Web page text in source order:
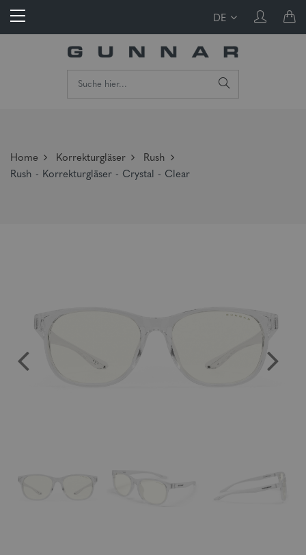
DE
Home Korrekturgläser
Rush
Rush - Korrekturgläser - Crystal - Clear